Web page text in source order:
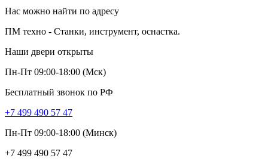
Нас можно найти по адресу
ПМ техно - Станки, инструмент, оснастка.
Наши двери открыты
Пн-Пт 09:00-18:00 (Мск)
Бесплатный звонок по РФ
+7 499 490 57 47
Пн-Пт 09:00-18:00 (Минск)
+7 499 490 57 47